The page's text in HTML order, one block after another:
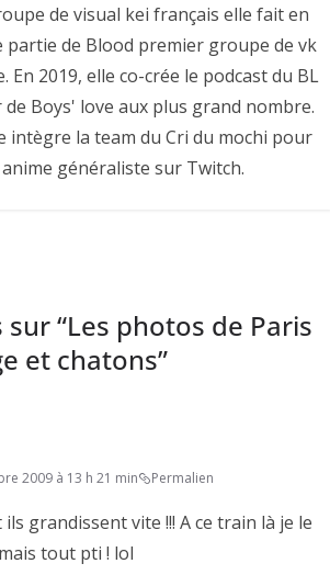
de visual kei français elle fait en
partie de Blood premier groupe de vk
En 2019, elle co-crée le podcast du BL
Boys' love aux plus grand nombre.
intègre la team du Cri du mochi pour
généraliste sur Twitch.
“Les photos de Paris
et chatons”
2009 à 13 h 21 min Permalien
grandissent vite !!! A ce train là je le
tout pti ! lol